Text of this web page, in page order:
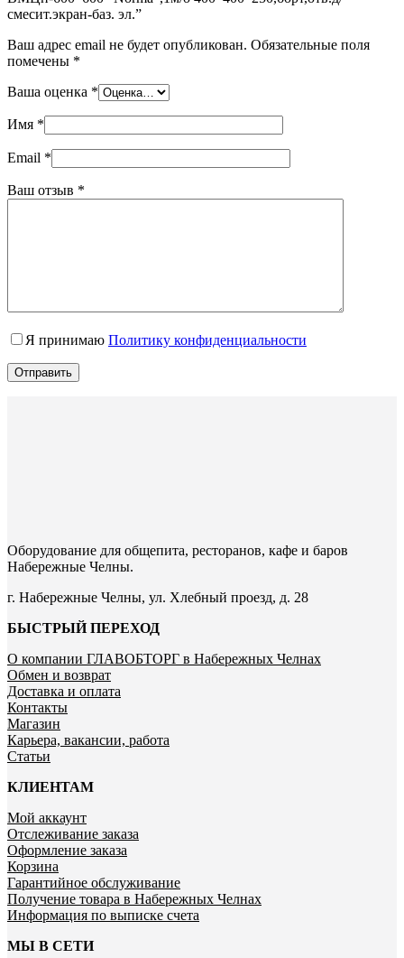
смесит.экран-баз. эл.”
Ваш адрес email не будет опубликован. Обязательные поля
помечены *
Ваша оценка *
Имя *
Email *
Ваш отзыв *
Я принимаю Политику конфиденциальности
Отправить
Оборудование для общепита, ресторанов, кафе и баров
Набережные Челны.
г. Набережные Челны, ул. Хлебный проезд, д. 28
БЫСТРЫЙ ПЕРЕХОД
О компании ГЛАВОБТОРГ в Набережных Челнах
Обмен и возврат
Доставка и оплата
Контакты
Магазин
Карьера, вакансии, работа
Статьи
КЛИЕНТАМ
Мой аккаунт
Отслеживание заказа
Оформление заказа
Корзина
Гарантийное обслуживание
Получение товара в Набережных Челнах
Информация по выписке счета
МЫ В СЕТИ